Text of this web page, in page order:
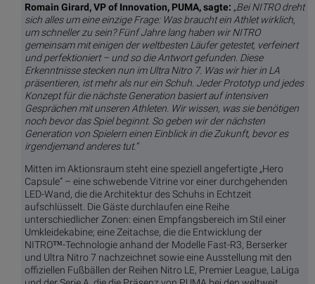
Romain Girard, VP of Innovation, PUMA, sagte: „Bei NITRO dreht
sich alles um eine einzige Frage: Was braucht ein Athlet wirklich,
um schneller zu sein? Fünf Jahre lang haben wir NITRO
gemeinsam mit einigen der weltbesten Läufer getestet, verfeinert
und perfektioniert – und so die Antwort gefunden. Diese
Erkenntnisse stecken nun im Ultra Nitro 7. Was wir hier in LA
präsentieren, ist mehr als nur ein Schuh. Jeder Prototyp und jedes
Konzept für die nächste Generation basiert auf intensiven
Gesprächen mit unseren Athleten. Wir wissen, was sie benötigen
noch bevor das Spiel beginnt. So geben wir der nächsten
Generation von Spielern einen Einblick in die Zukunft, bevor es
irgendjemand anderes tut.“
Mitten im Aktionsraum steht eine speziell angefertigte „Hero
Capsule“ – eine schwebende Vitrine vor einer durchgehenden
LED-Wand, die die Architektur des Schuhs in Echtzeit
aufschlüsselt. Die Gäste durchlaufen eine Reihe
unterschiedlicher Zonen: einen Empfangsbereich im Stil einer
Umkleidekabine; eine Zeitachse, die die Entwicklung der
NITRO™-Technologie anhand der Modelle Fast-R3, Berserker
und Ultra Nitro 7 nachzeichnet sowie eine Ausstellung mit den
offiziellen Fußbällen der Reihen Nitro LE, Premier League, LaLiga